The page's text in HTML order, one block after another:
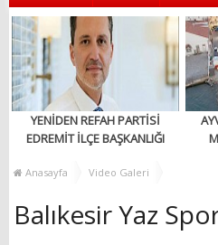
YENİDEN REFAH PARTİSİ
EDREMİT İLÇE BAŞKANLIĞI
AÇILIYOR!
Anasayfa Video Galeri
Balıkesir Yaz